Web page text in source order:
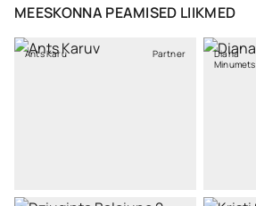
MEESKONNA PEAMISED LIIKMED
Ants Karu Partner
Diana
Minumets